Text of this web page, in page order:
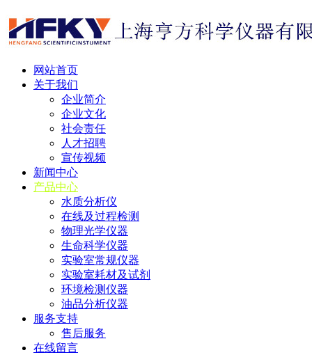
网站首页
关于我们
企业简介
企业文化
社会责任
人才招聘
宣传视频
新闻中心
产品中心
水质分析仪
在线及过程检测
物理光学仪器
生命科学仪器
实验室常规仪器
实验室耗材及试剂
环境检测仪器
油品分析仪器
服务支持
售后服务
在线留言